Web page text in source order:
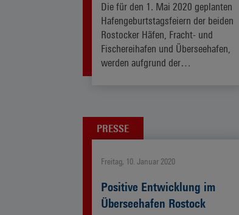
Die für den 1. Mai 2020 geplanten
Hafengeburtstagsfeiern der beiden
Rostocker Häfen, Fracht- und
Fischereihafen und Überseehafen,
werden aufgrund der…
PRESSE
Freitag, 10. Januar 2020
Positive Entwicklung im
Überseehafen Rostock